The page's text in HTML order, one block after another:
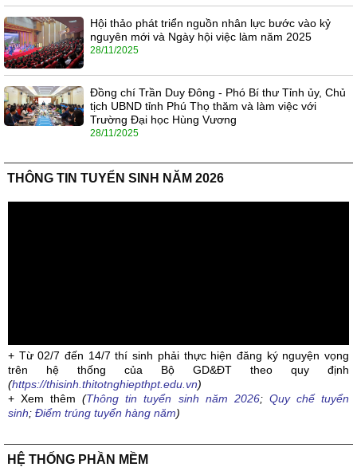
Hội thảo phát triển nguồn nhân lực bước vào kỷ
nguyên mới và Ngày hội việc làm năm 2025
28/11/2025
Đồng chí Trần Duy Đông - Phó Bí thư Tỉnh ủy, Chủ
tịch UBND tỉnh Phú Thọ thăm và làm việc với
Trường Đại học Hùng Vương
28/11/2025
THÔNG TIN TUYỂN SINH NĂM 2026
+ Từ 02/7 đến 14/7 thí sinh phải thực hiện đăng ký nguyện vọng
trên hệ thống của Bộ GD&ĐT theo quy định
(https://thisinh.thitotnghiepthpt.edu.vn)
+ Xem thêm(Thông tin tuyển sinh năm 2026; Quy chế tuyển
sinh; Điểm trúng tuyển hàng năm)
HỆ THỐNG PHẦN MỀM